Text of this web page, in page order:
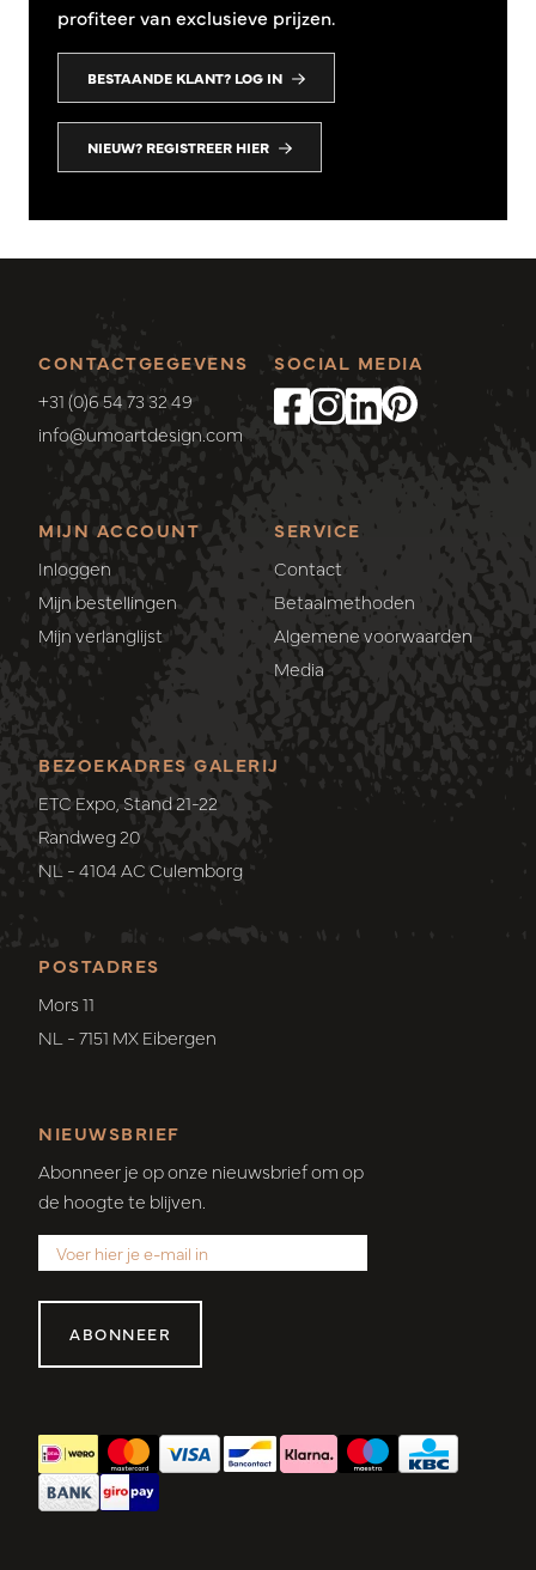
profiteer van exclusieve prijzen.
BESTAANDE KLANT? LOG IN
NIEUW? REGISTREER HIER
CONTACTGEGEVENS
+31 (0)6 54 73 32 49
info@umoartdesign.com
MIJN ACCOUNT
Inloggen
Mijn bestellingen
Mijn verlanglijst
SERVICE
Contact
Betaalmethoden
Algemene voorwaarden
Media
SOCIAL MEDIA
POSTADRES
Mors 11
NL - 7151 MX Eibergen
BEZOEKADRES GALERIJ
ETC Expo, Stand 21-22
Randweg 20
NL - 4104 AC Culemborg
NIEUWSBRIEF
Abonneer je op onze nieuwsbrief om op
de hoogte te blijven.
ABONNEER